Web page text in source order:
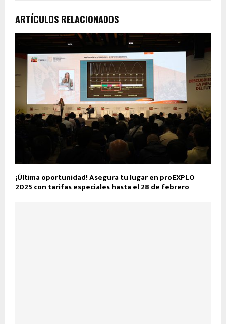
ARTÍCULOS RELACIONADOS
¡Última oportunidad! Asegura tu lugar en proEXPLO
2025 con tarifas especiales hasta el 28 de febrero